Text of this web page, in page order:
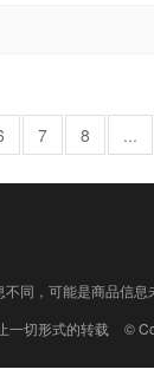
7 8 ...
同，可能是商品信息
一切形式的转载
©